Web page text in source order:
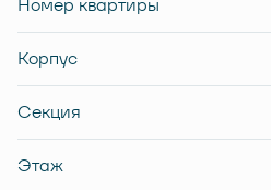
Номер квартиры
Корпус
Секция
Этаж